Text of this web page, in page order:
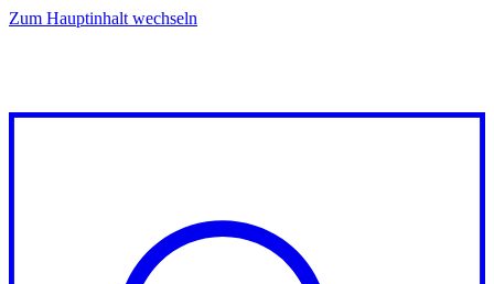
Zum Hauptinhalt wechseln